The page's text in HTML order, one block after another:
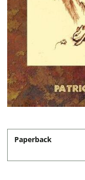
Paperback